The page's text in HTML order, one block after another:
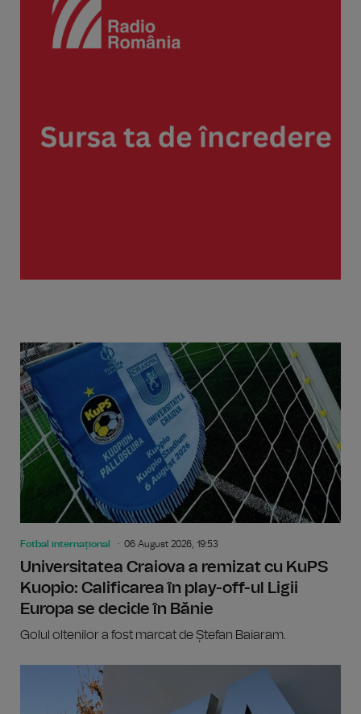
Fotbal internațional 06 August 2026, 19:53
Universitatea Craiova a remizat cu KuPS
Kuopio: Calificarea în play-off-ul Ligii
Europa se decide în Bănie
Golul oltenilor a fost marcat de Ștefan Baiaram.